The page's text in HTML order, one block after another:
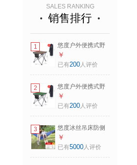
SALES RANKING
销售排行
1
悠度户外便携式野
餐桌椅露营自驾游
折叠桌子公园小区
￥
已有200人评价
2
悠度户外便携式野
餐桌椅露营自驾游
折叠桌子公园小区
￥
已有200人评价
3
悠度冰丝吊床防侧
翻户外露营荡秋千
室内外透气网床成
￥
已有5000人评价